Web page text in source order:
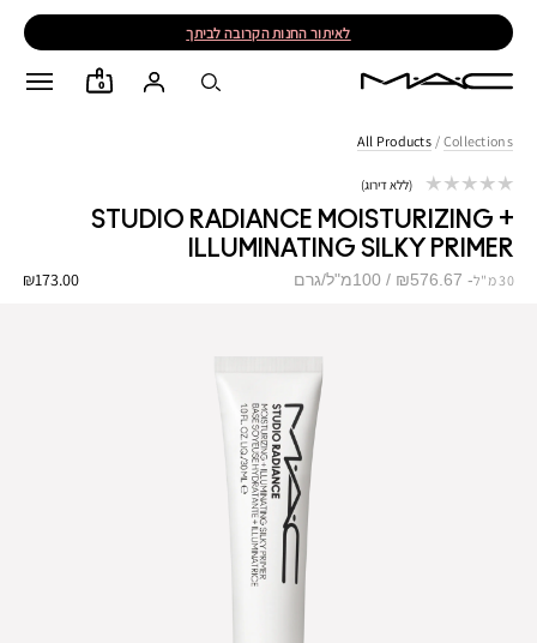
לאיתור החנות הקרובה לביתך
0
Collections
/
All Products
STUDIO RADIANCE MOISTURIZING +
ILLUMINATING SILKY PRIMER
₪173.00 30 מ"ל ₪576.67 / 100מ"ל/גרם
ללא דירוג